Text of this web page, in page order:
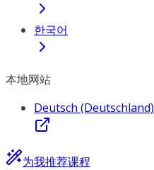
한국어
本地网站
Deutsch (Deutschland)
为我推荐课程